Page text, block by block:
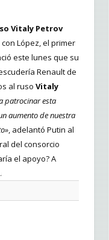
Vitaly Petrov
López, el primer
este lunes que su
Renault de
al ruso Vitaly
patrocinar esta
aumento de nuestra
, adelantó Putin al
del consorcio
el apoyo? A
.